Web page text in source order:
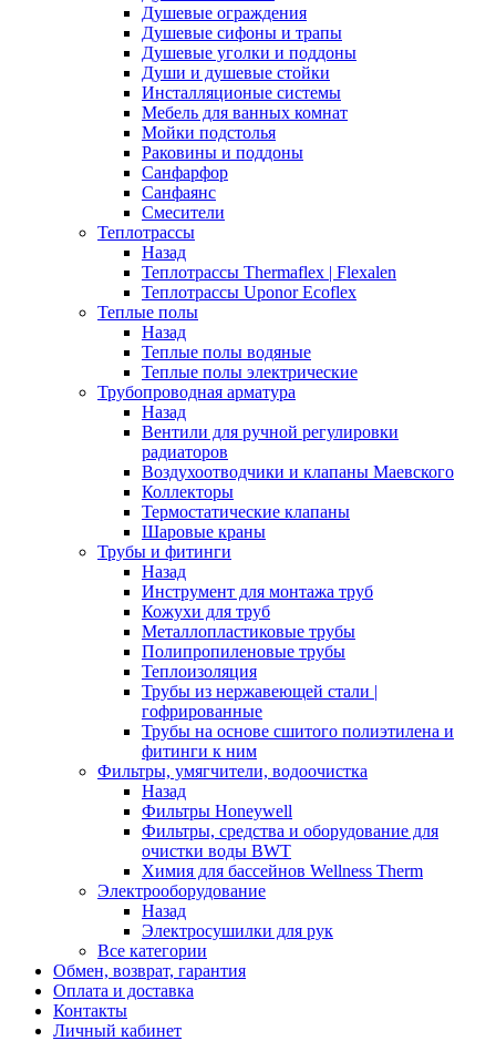
Душевые ограждения
Душевые сифоны и трапы
Душевые уголки и поддоны
Души и душевые стойки
Инсталляционые системы
Мебель для ванных комнат
Мойки подстолья
Раковины и поддоны
Санфарфор
Санфаянс
Смесители
Теплотрассы
Назад
Теплотрассы Thermaflex | Flexalen
Теплотрассы Uponor Ecoflex
Теплые полы
Назад
Теплые полы водяные
Теплые полы электрические
Трубопроводная арматура
Назад
Вентили для ручной регулировки
радиаторов
Воздухоотводчики и клапаны Маевского
Коллекторы
Термостатические клапаны
Шаровые краны
Трубы и фитинги
Назад
Инструмент для монтажа труб
Кожухи для труб
Металлопластиковые трубы
Полипропиленовые трубы
Теплоизоляция
Трубы из нержавеющей стали |
гофрированные
Трубы на основе сшитого полиэтилена и
фитинги к ним
Фильтры, умягчители, водоочистка
Назад
Фильтры Honeywell
Фильтры, средства и оборудование для
очистки воды BWT
Химия для бассейнов Wellness Therm
Электрооборудование
Назад
Электросушилки для рук
Все категории
Обмен, возврат, гарантия
Оплата и доставка
Контакты
Личный кабинет